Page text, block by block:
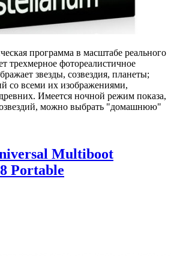
программа в масштабе реального
трехмерное фотореалистичное
звезды, созвездия, планеты;
со всеми их изображениями,
Имеется ночной режим показа,
можно выбрать "домашнюю"
Multiboot
Portable